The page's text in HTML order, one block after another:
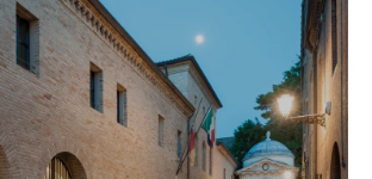
Silenzio
si parla di ZONA DEL SILENZIO ci si
porzione di centro storico posta